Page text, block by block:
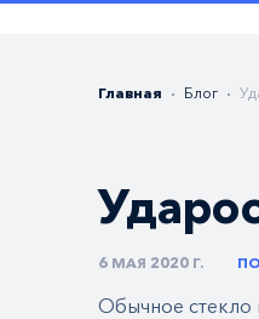
Главная Блог
6 МАЯ 2020 Г.
Обычное стекло